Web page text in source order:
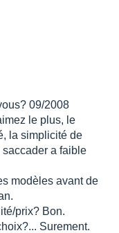
09/2008
le plus, le
la simplicité de
a faible
modèles avant de
prix? Bon.
Surement.